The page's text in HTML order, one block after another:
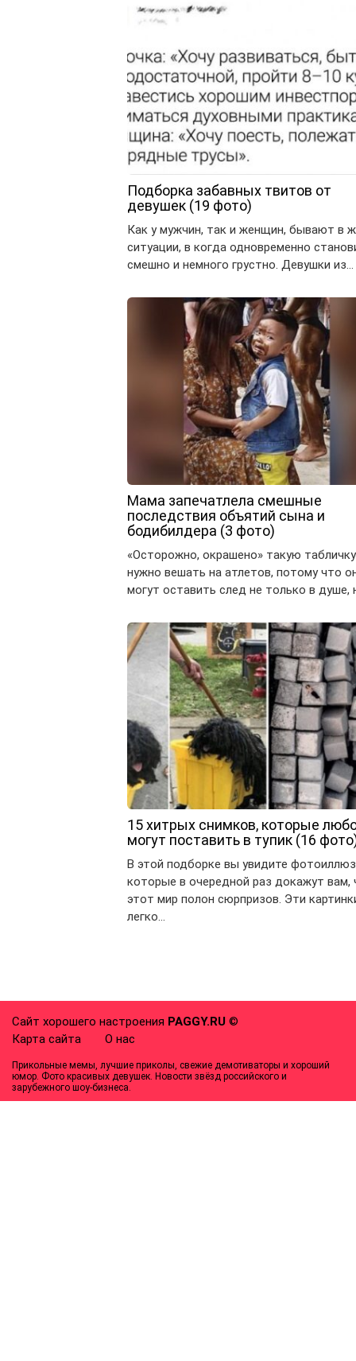
Подборка забавных твитов от
девушек (19 фото)
Как у мужчин, так и женщин, бывают в
ситуации, в когда одновременно
смешно и немного грустно. Девушки из…
Мама запечатлела смешные
последствия объятий сына и
бодибилдера (3 фото)
«Осторожно, окрашено» такую табличку
нужно вешать на атлетов, потому что
могут оставить след не только в душе,
15 хитрых снимков, которые
могут поставить в тупик (16
В этой подборке вы увидите
которые в очередной раз докажут вам,
этот мир полон сюрпризов. Эти
легко…
Сайт хорошего настроения PAGGY.RU ©
Карта сайта
О нас
Прикольные мемы, лучшие приколы, свежие демотиваторы и хороший
юмор. Фото красивых девушек. Новости звёзд российского и
зарубежного шоу-бизнеса.